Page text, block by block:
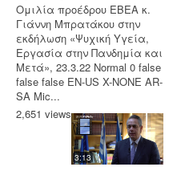
Ομιλία προέδρου ΕΒΕΑ κ.
Γιάννη Μπρατάκου στην
εκδήλωση «Ψυχική Υγεία,
Εργασία στην Πανδημία και
Μετά», 23.3.22 Normal 0 false
false false EN-US X-NONE AR-
SA Mic...
2,651 views
3:13